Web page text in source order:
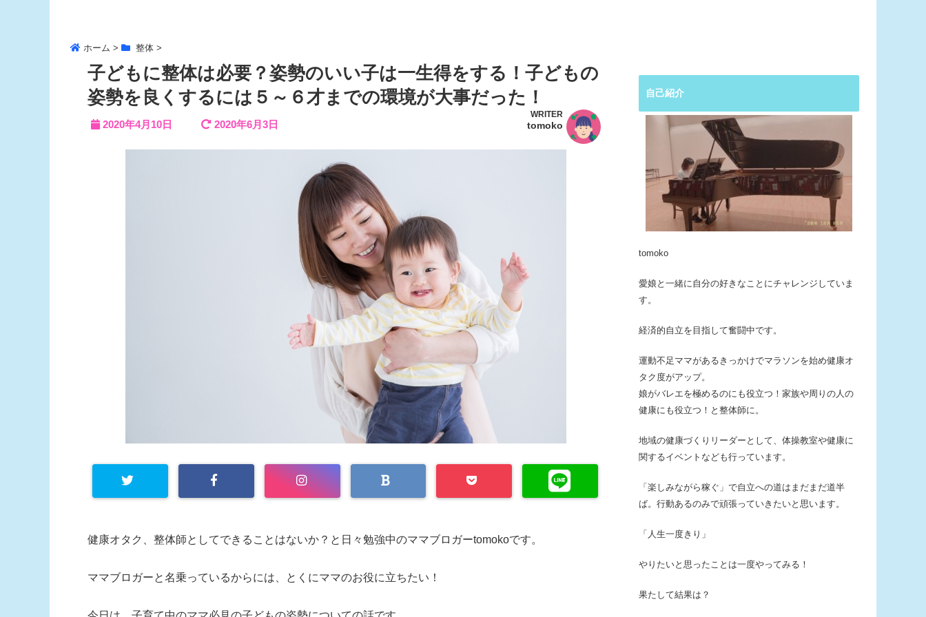
ホーム > 整体 >
子どもに整体は必要？姿勢のいい子は一生得をする！子どもの
姿勢を良くするには５～６才までの環境が大事だった！
2020年4月10日 2020年6月3日
WRITER
tomoko
健康オタク、整体師としてできることはないか？と日々勉強中のママブロガーtomokoです。
ママブロガーと名乗っているからには、とくにママのお役に立ちたい！
自己紹介
tomoko
愛娘と一緒に自分の好きなことにチャレンジしていま
す。
経済的自立を目指して奮闘中です。
運動不足ママがあるきっかけでマラソンを始め健康オ
タク度がアップ。
娘がバレエを極めるのにも役立つ！家族や周りの人の
健康にも役立つ！と整体師に。
地域の健康づくりリーダーとして、体操教室や健康に
関するイベントなども行っています。
「楽しみながら稼ぐ」で自立への道はまだまだ道半
ば。行動あるのみで頑張っていきたいと思います。
「人生一度きり」
やりたいと思ったことは一度やってみる！
果たして結果は？